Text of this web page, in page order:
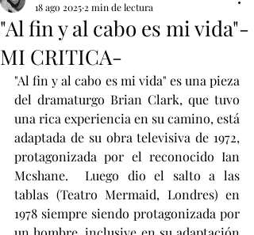
"Al fin y al cabo es mi vida"-
MI CRITICA-
18 ago 2025 2 min de lectura
"Al fin y al cabo es mi vida" es una pieza
del dramaturgo Brian Clark, que tuvo
una rica experiencia en su camino, está
adaptada de su obra televisiva de 1972,
protagonizada por el reconocido Ian
Mcshane.  Luego dio el salto a las
tablas (Teatro Mermaid, Londres) en
1978 siempre siendo protagonizada por